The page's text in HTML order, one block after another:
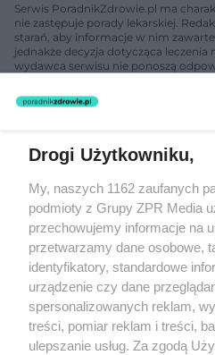
Serwis PoradnikZdrowie.pl ma
nie zastępuje porady lekarskiej.
starań, aby informacje w nim
jednakże decyzja dotycząca leczenia
wydawca serwisu nie ponoszą
nie prowadzi działalności leczniczej
świadczeń zdrowotnych w
Żaden utwór zamieszczony w
rozpowszechniany lub dalej
(w tym także elektroniczny lub
eksploatacji w jakiejkolwiek formie,
Internecie bez pisemnej zgody
lub wykorzystanie utworów w
prawa, tzn. bez właściwej zgody,
może być ścigane prawnie.
Drogi Użytkowniku,
My, naszych 1162 zaufanych
podmioty z Grupy ZPR Media
przechowujemy informacje na
przetwarzamy dane osobowe,
identyfikatory, standardowe
urządzenie czy dane
spersonalizowanych reklam,
treści, pomiar reklam i treści,
ulepszanie usług. Za zgodą